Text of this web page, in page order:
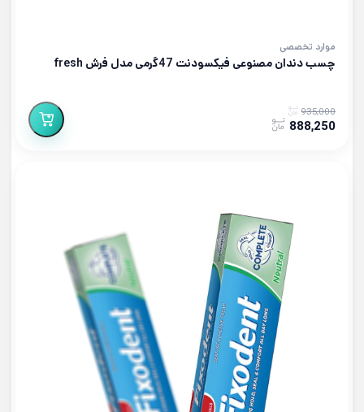
موارد تخصصی
چسب دندان مصنوعی فیکسودنت 47گرمی مدل فرش fresh
935,000
888,250